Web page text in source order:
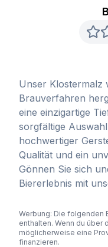
Unser Klostermalz
Brauverfahren
eine einzigartige
sorgfältige
hochwertiger
Qualität und ein
Gönnen Sie sich
Biererlebnis mit
Werbung: Die folgenden
enthalten. Wenn du über
möglicherweise eine
finanzieren.